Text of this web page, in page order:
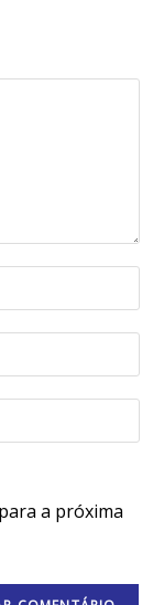
a próxima